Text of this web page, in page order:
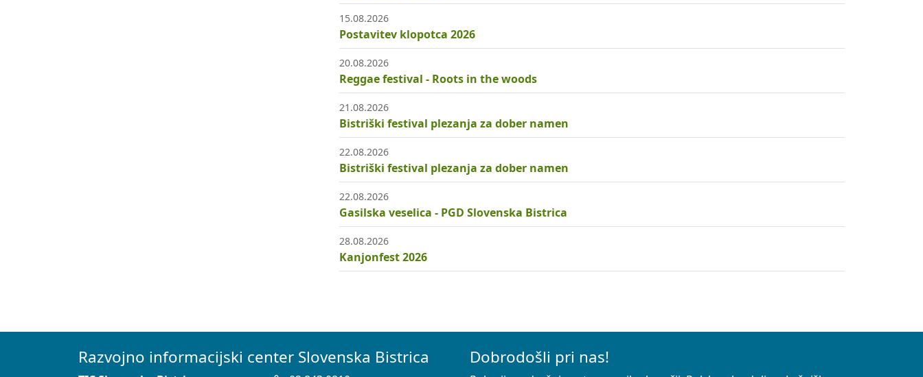
15.08.2026
Postavitev klopotca 2026
20.08.2026
Reggae festival - Roots in the woods
21.08.2026
Bistriški festival plezanja za dober namen
22.08.2026
Bistriški festival plezanja za dober namen
22.08.2026
Gasilska veselica - PGD Slovenska Bistrica
28.08.2026
Kanjonfest 2026
Razvojno informacijski center Slovenska Bistrica Dobrodošli pri nas!